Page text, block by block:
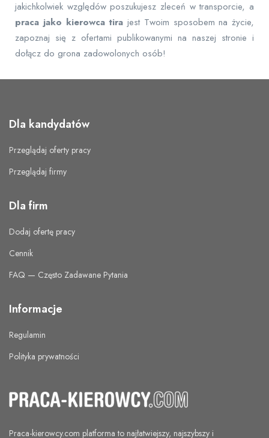
jakichkolwiek względów poszukujesz zleceń w transporcie, a
praca jako kierowca tira jest Twoim sposobem na życie,
zapoznaj się z ofertami publikowanymi na naszej stronie i
dołącz do grona zadowolonych osób!
Dla kandydatów
Przeglądaj oferty pracy
Przeglądaj firmy
Dla firm
Dodaj ofertę pracy
Cennik
FAQ — Często Zadawane Pytania
Informacje
Regulamin
Polityka prywatności
Praca-kierowcy.com platforma to najłatwiejszy, najszybszy i